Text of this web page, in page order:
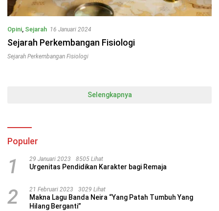
Opini, Sejarah 16 Januari 2024
Sejarah Perkembangan Fisiologi
Sejarah Perkembangan Fisiologi
Selengkapnya
Populer
1 29 Januari 2023 8505 Lihat
Urgenitas Pendidikan Karakter bagi Remaja
2 21 Februari 2023 3029 Lihat
Makna Lagu Banda Neira “Yang Patah Tumbuh Yang
Hilang Berganti”